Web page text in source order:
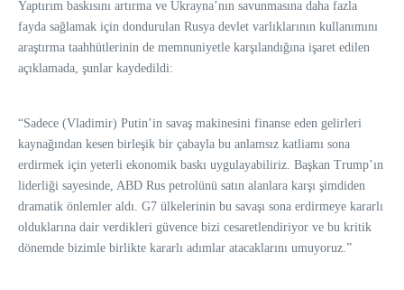
Yaptırım baskısını artırma ve Ukrayna’nın savunmasına daha fazla
fayda sağlamak için dondurulan Rusya devlet varlıklarının kullanımını
araştırma taahhütlerinin de memnuniyetle karşılandığına işaret edilen
açıklamada, şunlar kaydedildi:
“Sadece (Vladimir) Putin’in savaş makinesini finanse eden gelirleri
kaynağından kesen birleşik bir çabayla bu anlamsız katliamı sona
erdirmek için yeterli ekonomik baskı uygulayabiliriz. Başkan Trump’ın
liderliği sayesinde, ABD Rus petrolünü satın alanlara karşı şimdiden
dramatik önlemler aldı. G7 ülkelerinin bu savaşı sona erdirmeye kararlı
olduklarına dair verdikleri güvence bizi cesaretlendiriyor ve bu kritik
dönemde bizimle birlikte kararlı adımlar atacaklarını umuyoruz.”